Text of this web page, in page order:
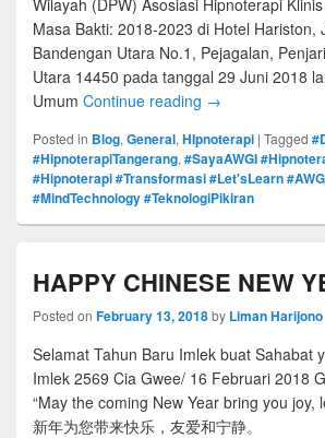
Masa Bakti: 2018-2023 di Hotel Hariston,
Bandengan Utara No.1, Pejagalan,
Utara 14450 pada tanggal 29 Juni 2018
Umum Continue reading →
Posted in Blog, General, HIpnoterapi | Tagged
#HipnoterapiTangerang, #SayaAWGI
#Hipnoterapi #Transformasi #Let'sLearn
#MindTechnology #TeknologiPikiran
HAPPY CHINESE NEW
Posted on February 13, 2018by Liman Harijono
Selamat Tahun Baru Imlek buat Sahabat
Imlek 2569 Cia Gwee/ 16 Februari 2018
“May the coming New Year bring you joy,
新年为您带来快乐，友爱和宁静。